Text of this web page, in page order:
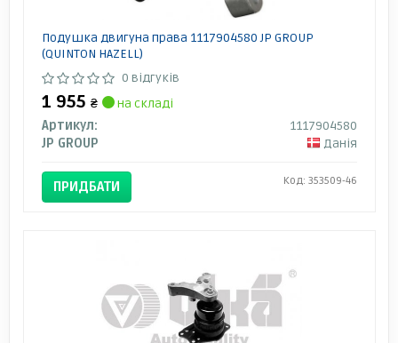
Подушка двигуна права 1117904580 JP GROUP
(QUINTON HAZELL)
0 відгуків
1 955 ₴
на складі
Артикул:
1117904580
JP GROUP
Данія
ПРИДБАТИ Код: 353509-46